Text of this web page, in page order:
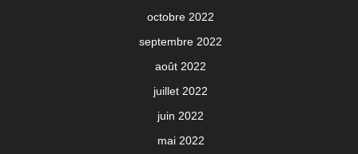
octobre 2022
septembre 2022
août 2022
juillet 2022
juin 2022
mai 2022